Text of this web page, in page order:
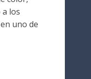
los
uno de